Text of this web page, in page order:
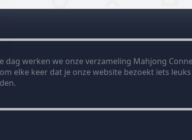
dag werken we onze verzameling Mahjong
elke keer dat je onze website bezoekt iets